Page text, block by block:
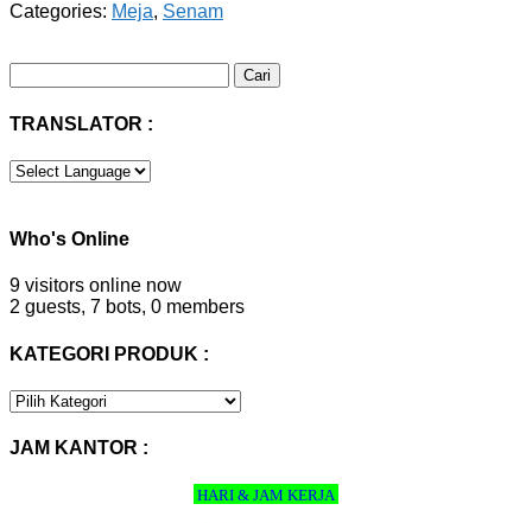
Categories: Meja, Senam
untuk:
TRANSLATOR :
Who's Online
9 visitors online now
2 guests, 7 bots, 0 members
KATEGORI PRODUK :
KATEGORI
JAM KANTOR :
HARI & JAM KERJA